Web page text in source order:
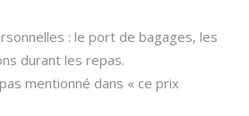
: le port de bagages, les
durant les repas.
mentionné dans « ce prix